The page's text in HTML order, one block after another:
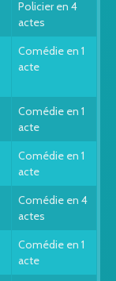
Policier en 4
actes
Comédie en 1
acte
Comédie en 1
acte
Comédie en 1
acte
Comédie en 4
actes
Comédie en 1
acte